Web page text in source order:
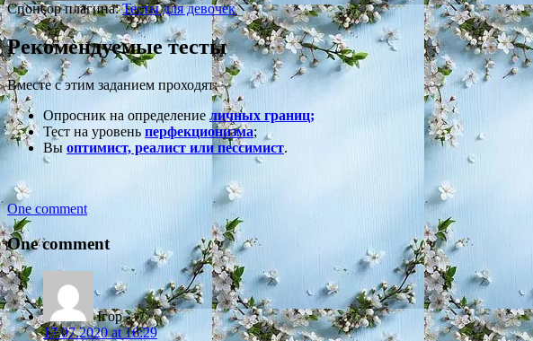
Спонсор плагина:Тесты для девочек
Рекомендуемые тесты
Вместе с этим заданием проходят:
Опросник на определение личных границ;
Тест на уровень перфекционизма;
Вы оптимист, реалист или пессимист.
One comment
One comment
Ігор
17.07.2020 at 16:29